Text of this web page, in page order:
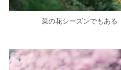
菜の花シーズンでもあ